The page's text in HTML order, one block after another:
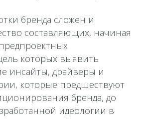
бренда сложен и
составляющих, начиная
которых выявить
инсайты, драйверы и
которые предшествуют
бренда, до
идеологии в